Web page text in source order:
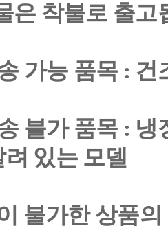
은 착불로 출고
가능 품목 :
불가 품목 :
있는 모델
불가한 상품